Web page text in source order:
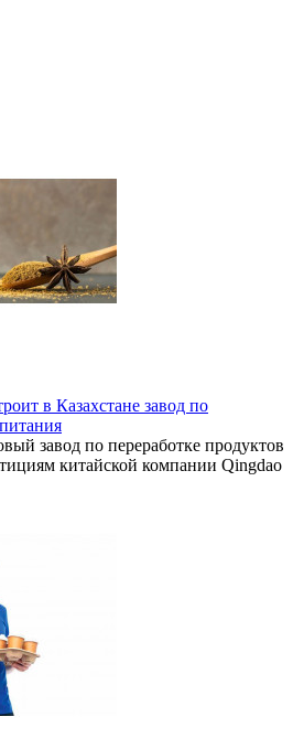
в Казахстане завод по
завод по переработке продуктов
китайской компании Qingdao